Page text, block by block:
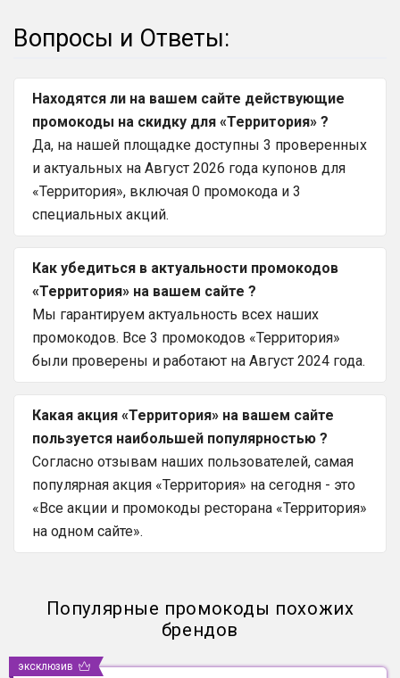
Вопросы и Ответы:
Находятся ли на вашем сайте действующие
промокоды на скидку для «Территория» ?
Да, на нашей площадке доступны 3 проверенных
и актуальных на Август 2026 года купонов для
«Территория», включая 0 промокода и 3
специальных акций.
Как убедиться в актуальности промокодов
«Территория» на вашем сайте ?
Мы гарантируем актуальность всех наших
промокодов. Все 3 промокодов «Территория»
были проверены и работают на Август 2024 года.
Какая акция «Территория» на вашем сайте
пользуется наибольшей популярностью ?
Согласно отзывам наших пользователей, самая
популярная акция «Территория» на сегодня - это
«Все акции и промокоды ресторана «Территория»
на одном сайте».
Популярные промокоды похожих
брендов
эксклюзив